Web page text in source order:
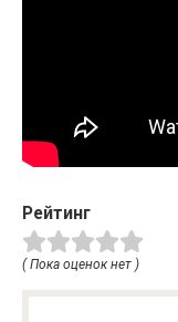
Рейтинг
( Пока оценок нет )